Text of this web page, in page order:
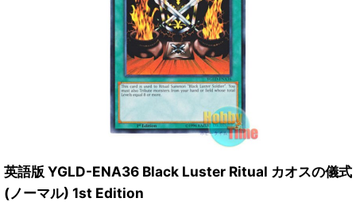
英語版 YGLD-ENA36 Black Luster Ritual カオスの儀式
(ノーマル) 1st Edition